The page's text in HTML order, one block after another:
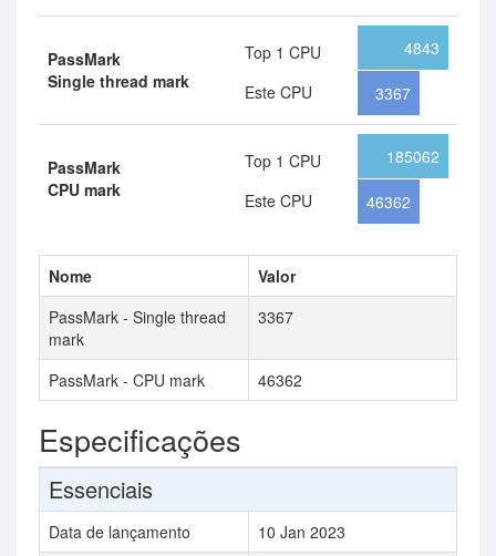
PassMark
Single thread mark
Top 1 CPU
Este CPU
4843
3367
PassMark
CPU mark
Top 1 CPU
Este CPU
185062
46362
Nome
Valor
PassMark - Single thread
mark
3367
PassMark - CPU mark 46362
Especificações
Essenciais
Data de lançamento
10 Jan 2023